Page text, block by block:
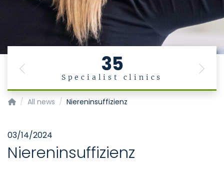
35
Specialist clinics
Previous Next
Medizinische und zahnmedizinische Fachangestellte
All news Niereninsuffizienz
03/14/2024
Niereninsuffizienz